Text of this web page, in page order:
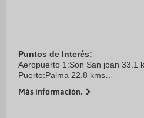
Puntos de Interés:
Aeropuerto 1:Son San joan 33.1
Puerto:Palma 22.8 kms
Más información.